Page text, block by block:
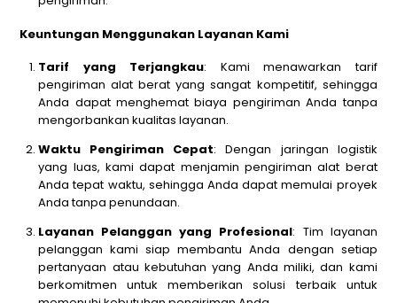
Keuntungan Menggunakan Layanan Kami
Tarif yang Terjangkau: Kami menawarkan tarif
pengiriman alat berat yang sangat kompetitif, sehingga
Anda dapat menghemat biaya pengiriman Anda tanpa
mengorbankan kualitas layanan.
Waktu Pengiriman Cepat: Dengan jaringan logistik
yang luas, kami dapat menjamin pengiriman alat berat
Anda tepat waktu, sehingga Anda dapat memulai proyek
Anda tanpa penundaan.
Layanan Pelanggan yang Profesional: Tim layanan
pelanggan kami siap membantu Anda dengan setiap
pertanyaan atau kebutuhan yang Anda miliki, dan kami
berkomitmen untuk memberikan solusi terbaik untuk